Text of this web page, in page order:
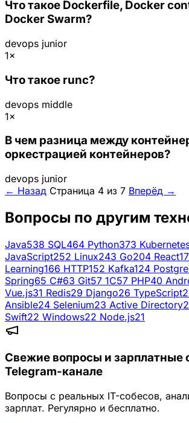
Что такое Dockerfile, Docker
Docker Swarm?
devops junior
1×
Что такое runc?
devops middle
1×
В чем разница между
оркестрацией контейнеров?
devops junior
← Назад Страница 4 из 7 Вперёд →
Вопросы по другим
Java538 SQL464 Python373
JavaScript252 Linux243 Go204 React
Learning166 HTTP152 Kafka124
Spring65 C#63 Git57 1C57 PHP40
Vue.js31 Redis29 Django26 TypeScript
Ansible24 Selenium23 Active Directory
Swift22 Windows22 Node.js21
Свежие вопросы и зарплатные
Telegram-канале
Вопросы с реальных IT-собесов,
зарплат. Регулярно и бесплатно.